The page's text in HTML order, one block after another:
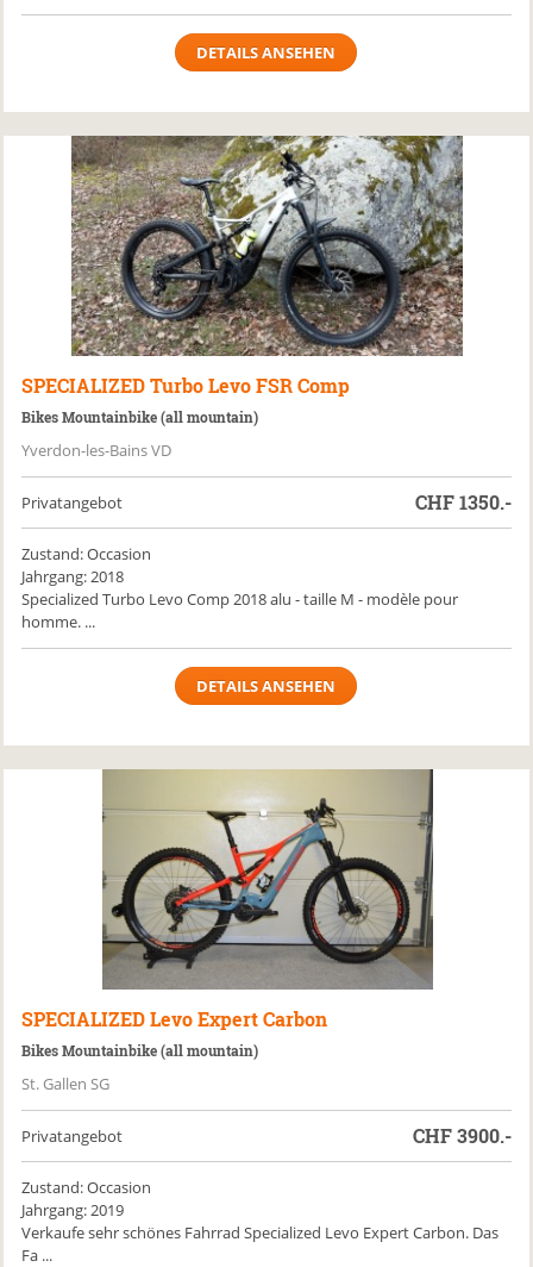
DETAILS ANSEHEN
SPECIALIZED Turbo Levo FSR Comp
Bikes Mountainbike (all mountain)
Yverdon-les-Bains VD
Privatangebot CHF1350.-
Zustand: Occasion
Jahrgang: 2018
Specialized Turbo Levo Comp 2018 alu - taille M - modèle pour
homme. ...
DETAILS ANSEHEN
SPECIALIZED Levo Expert Carbon
Bikes Mountainbike (all mountain)
St. Gallen SG
Privatangebot CHF3900.-
Zustand: Occasion
Jahrgang: 2019
Verkaufe sehr schönes Fahrrad Specialized Levo Expert Carbon. Das
Fa ...